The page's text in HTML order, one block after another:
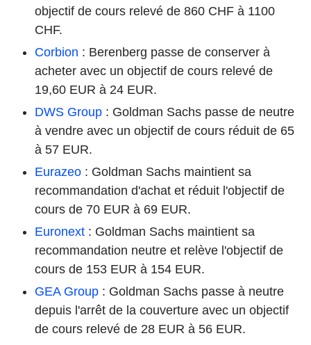
objectif de cours relevé de 860 CHF à 1100
CHF.
Corbion : Berenberg passe de conserver à
acheter avec un objectif de cours relevé de
19,60 EUR à 24 EUR.
DWS Group : Goldman Sachs passe de neutre
à vendre avec un objectif de cours réduit de 65
à 57 EUR.
Eurazeo : Goldman Sachs maintient sa
recommandation d'achat et réduit l'objectif de
cours de 70 EUR à 69 EUR.
Euronext : Goldman Sachs maintient sa
recommandation neutre et relève l'objectif de
cours de 153 EUR à 154 EUR.
GEA Group : Goldman Sachs passe à neutre
depuis l'arrêt de la couverture avec un objectif
de cours relevé de 28 EUR à 56 EUR.